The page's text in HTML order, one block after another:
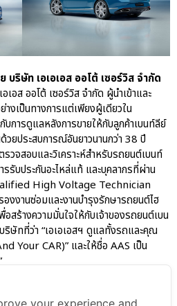
บริษัท เอเอเอส ออโต้ เซอร์วิส จำกัด
อส ออโต้ เซอร์วิส จำกัด ผู้นำเข้าและ
งเป็นทางการแต่เพียงผู้เดียวใน
การดูแลหลังการขายให้กับลูกค้าเบนท์ลีย์
ยประสบการณ์อันยาวนานกว่า 38 ปี
จสอบและวิเคราะห์สำหรับรถยนต์เบนท์
รรับประกันอะไหล่แท้ และบุคลากรที่ผ่าน
High Voltage Technician
องงานซ่อมและงานบำรุงรักษารถยนต์ไฮ
สร้างความมั่นใจให้กับเจ้าของรถยนต์เบน
ษัทที่ว่า “เอเอเอสฯ ดูแลทั้งรถและคุณ
Your CAR)” และให้ชื่อ AAS เป็น
your experience and